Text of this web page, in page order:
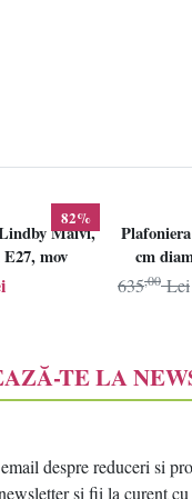
82%
Maivi,
mov
cm
635,00 Lei
TE LA
despre reduceri si
si fii la curent